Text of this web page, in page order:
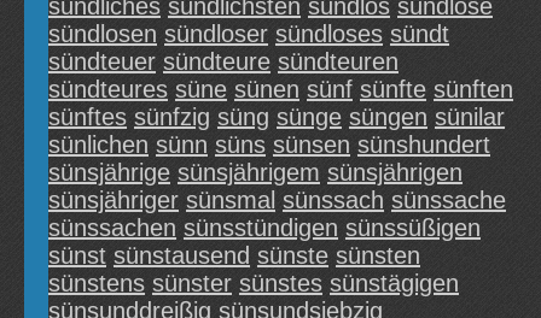
sündliches sündlichsten sündlos sündlose
sündlosen sündloser sündloses sündt
sündteuer sündteure sündteuren
sündteures süne sünen sünf sünfte sünften
sünftes sünfzig süng sünge süngen sünilar
sünlichen sünn süns sünsen sünshundert
sünsjährige sünsjährigem sünsjährigen
sünsjähriger sünsmal sünssach sünssache
sünssachen sünsstündigen sünssüßigen
sünst sünstausend sünste sünsten
sünstens sünster sünstes sünstägigen
sünsunddreißig sünsundsiebzig